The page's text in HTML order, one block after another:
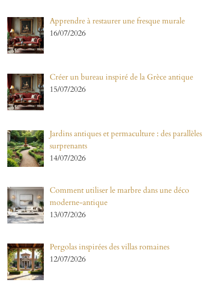
Apprendre à restaurer une fresque murale
16/07/2026
Créer un bureau inspiré de la Grèce antique
15/07/2026
Jardins antiques et permaculture : des parallèles
surprenants
14/07/2026
Comment utiliser le marbre dans une déco
moderne-antique
13/07/2026
Pergolas inspirées des villas romaines
12/07/2026